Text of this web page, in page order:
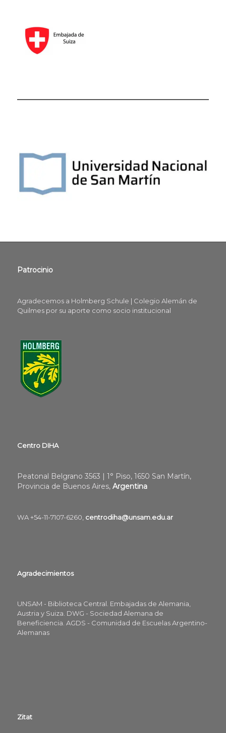
Patrocinio
Agradecemos a Holmberg Schule | Colegio Alemán de
Quilmes por su aporte como socio institucional
Centro DIHA
Peatonal Belgrano 3563 | 1° Piso, 1650 San Martín,
Provincia de Buenos Aires, Argentina
WA +54-11-7107-6260, centrodiha@unsam.edu.ar
Agradecimientos
UNSAM - Biblioteca Central. Embajadas de Alemania,
Austria y Suiza. DWG - Sociedad Alemana de
Beneficiencia. AGDS - Comunidad de Escuelas Argentino-
Alemanas
Zitat